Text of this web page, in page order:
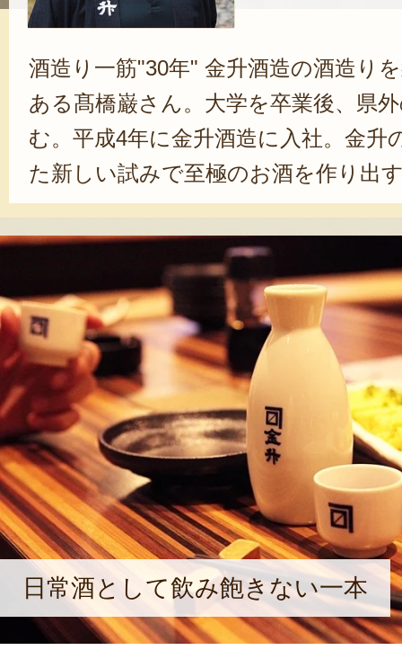
酒造り一筋"30年" 金升酒造の酒造り
ある髙橋巌さん。大学を卒業後、県
む。平成4年に金升酒造に入社。金升
た新しい試みで至極のお酒を作り出
を込めた「朱ラベル」は完成までに3
た一押しの銘柄。焼酎製造において
らではの商品で、柱焼酎仕込で作り
る。志しているお酒の本筋はあくま
めるもの。地元で採れた山の幸、海
まれるお酒造りを目指している。
日常酒として飲み飽きない一本